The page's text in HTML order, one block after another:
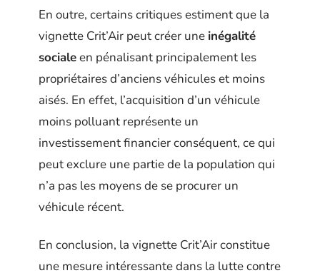
En outre, certains critiques estiment que la
vignette Crit’Air peut créer une inégalité
socialeen pénalisant principalement les
propriétaires d’anciens véhicules et moins
aisés. En effet, l’acquisition d’un véhicule
moins polluant représente un
investissement financier conséquent, ce qui
peut exclure une partie de la population qui
n’a pas les moyens de se procurer un
véhicule récent.
En conclusion, la vignette Crit’Air constitue
une mesure intéressante dans la lutte contre